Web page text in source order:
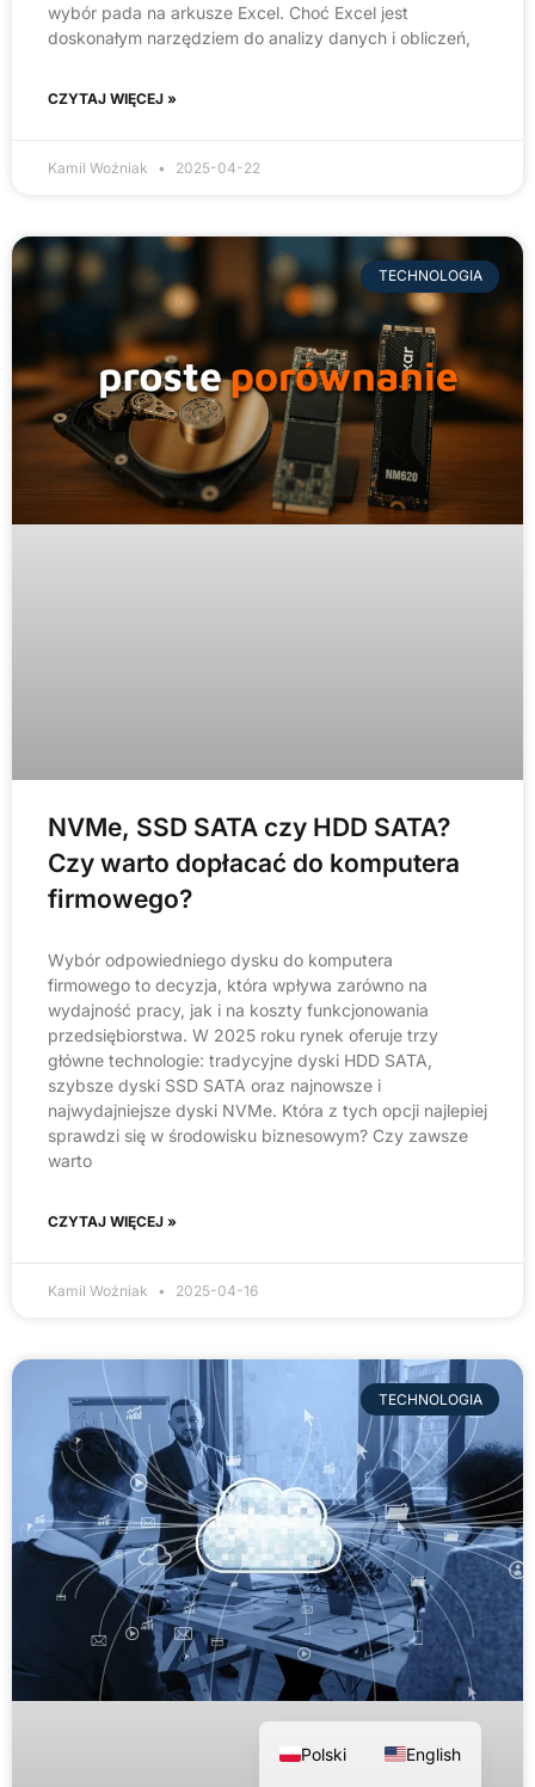
wybór pada na arkusze Excel. Choć Excel jest
doskonałym narzędziem do analizy danych i obliczeń,
CZYTAJ WIĘCEJ »
Kamil Woźniak 2025-04-22
TECHNOLOGIA
NVMe, SSD SATA czy HDD SATA?
Czy warto dopłacać do komputera
firmowego?
Wybór odpowiedniego dysku do komputera
firmowego to decyzja, która wpływa zarówno na
wydajność pracy, jak i na koszty funkcjonowania
przedsiębiorstwa. W 2025 roku rynek oferuje trzy
główne technologie: tradycyjne dyski HDD SATA,
szybsze dyski SSD SATA oraz najnowsze i
najwydajniejsze dyski NVMe. Która z tych opcji najlepiej
sprawdzi się w środowisku biznesowym? Czy zawsze
warto
CZYTAJ WIĘCEJ »
Kamil Woźniak 2025-04-16
TECHNOLOGIA
Polski English